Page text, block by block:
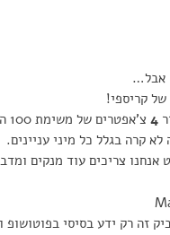
אבל…
קריספי!
4
קרה בגלל כל מיני עניינים.
צריכים עוד מנקים
זה רק ידע בסיסי